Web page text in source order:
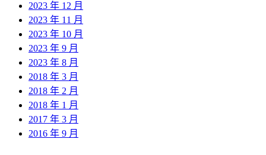
2023 年 12 月
2023 年 11 月
2023 年 10 月
2023 年 9 月
2023 年 8 月
2018 年 3 月
2018 年 2 月
2018 年 1 月
2017 年 3 月
2016 年 9 月